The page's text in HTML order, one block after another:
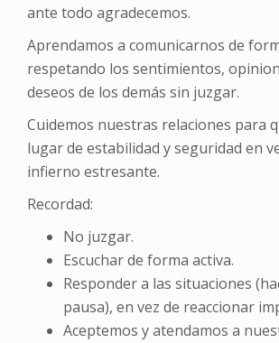
ante todo agradecemos.
Aprendamos a comunicarnos de
respetando los sentimientos,
deseos de los demás sin juzgar.
Cuidemos nuestras relaciones para
lugar de estabilidad y seguridad en
infierno estresante.
Recordad:
No juzgar.
Escuchar de forma activa.
Responder a las situaciones
pausa), en vez de reaccionar
Aceptemos y atendamos a